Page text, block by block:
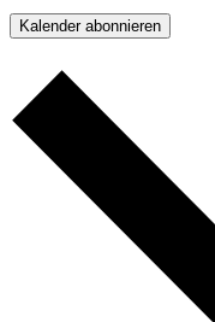
Kalender abonnieren